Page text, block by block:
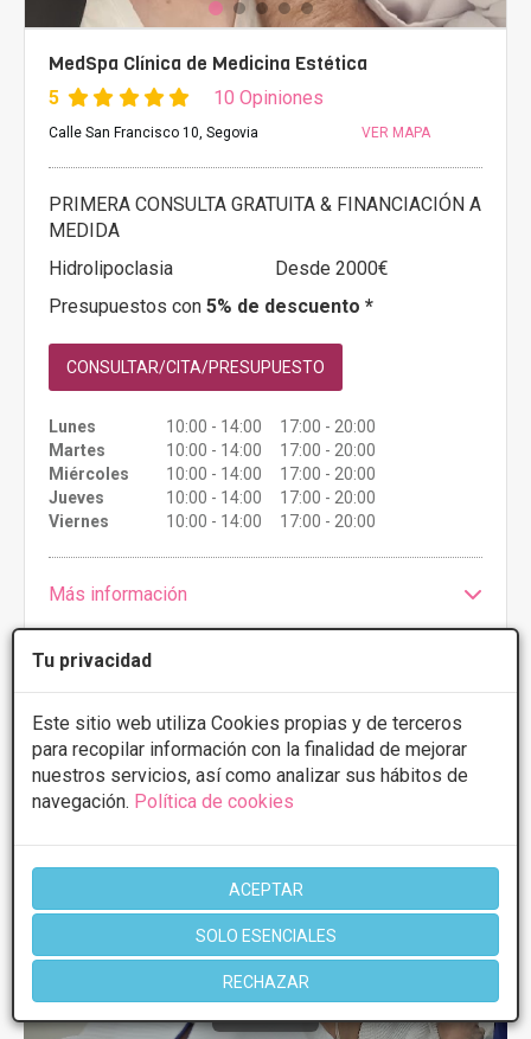
Tu privacidad
Este sitio web utiliza Cookies propias y de terceros
para recopilar información con la finalidad de mejorar
nuestros servicios, así como analizar sus hábitos de
navegación. Política de cookies
ACEPTAR
SOLO ESENCIALES
RECHAZAR
MedSpa Clínica de Medicina Estética
5 10 Opiniones
Calle San Francisco 10, Segovia VER MAPA
PRIMERA CONSULTA GRATUITA & FINANCIACIÓN A
MEDIDA
Hidrolipoclasia
Desde 2000€
Presupuestos con 5% de descuento *
CONSULTAR/CITA/PRESUPUESTO
Lunes
10:00 - 14:00 17:00 - 20:00
Martes
10:00 - 14:00 17:00 - 20:00
Miércoles
10:00 - 14:00 17:00 - 20:00
Jueves
10:00 - 14:00 17:00 - 20:00
Viernes
10:00 - 14:00 17:00 - 20:00
Más información
1 de 1
VideosHidrolipoclasia